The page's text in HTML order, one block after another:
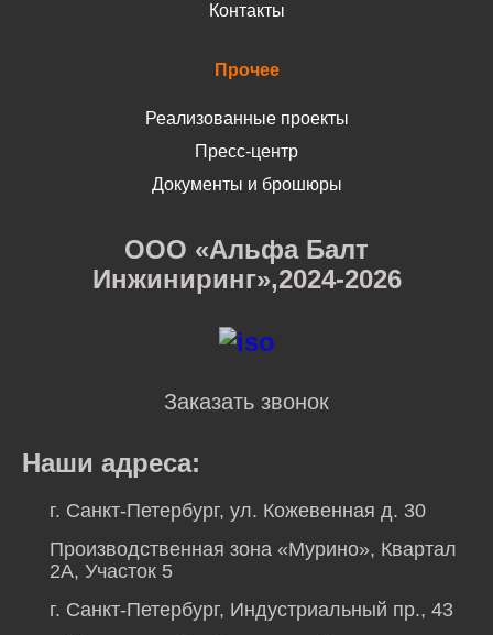
Контакты
Прочее
Реализованные проекты
Пресс-центр
Документы и брошюры
ООО «Альфа Балт
Инжиниринг»,2024-2026
Заказать звонок
Наши адреса:
г. Санкт-Петербург, ул. Кожевенная д. 30
Производственная зона «Мурино», Квартал
2А, Участок 5
г. Санкт-Петербург, Индустриальный пр., 43